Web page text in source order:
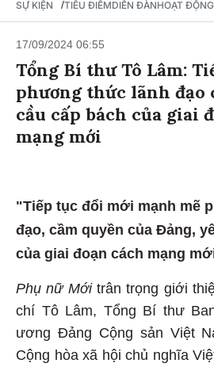
SỰ KIỆN / TIÊU ĐIỂMDIỄN ĐÀNHOẠT
17/09/2024 06:55
Tổng Bí thư Tô Lâm:
phương thức lãnh đạo
cầu cấp bách của giai
mạng mới
"Tiếp tục đổi mới mạnh mẽ
đạo, cầm quyền của Đảng,
của giai đoạn cách mạng
Phụ nữ Mớitrân trọng giới
chí Tô Lâm, Tổng Bí thư
ương Đảng Cộng sản Việt
Cộng hòa xã hội chủ nghĩa